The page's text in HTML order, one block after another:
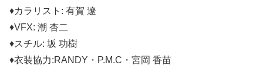
♦カラリスト: 有賀 遼
♦VFX: 潮 杏二
♦スチル: 坂 功樹
♦衣装協力:RANDY・P.M.C・宮岡 香苗